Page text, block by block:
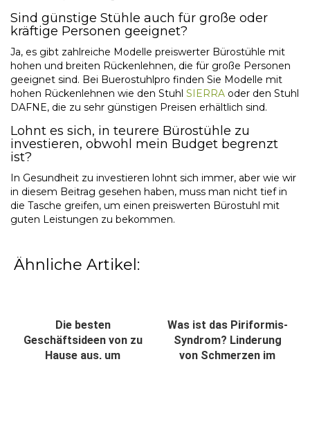
Sind günstige Stühle auch für große oder
kräftige Personen geeignet?
Ja, es gibt zahlreiche Modelle preiswerter Bürostühle mit
hohen und breiten Rückenlehnen, die für große Personen
geeignet sind. Bei Buerostuhlpro finden Sie Modelle mit
hohen Rückenlehnen wie den Stuhl SIERRA oder den Stuhl
DAFNE, die zu sehr günstigen Preisen erhältlich sind.
Lohnt es sich, in teurere Bürostühle zu
investieren, obwohl mein Budget begrenzt
ist?
In Gesundheit zu investieren lohnt sich immer, aber wie wir
in diesem Beitrag gesehen haben, muss man nicht tief in
die Tasche greifen, um einen preiswerten Bürostuhl mit
guten Leistungen zu bekommen.
Ähnliche Artikel:
Die besten
Geschäftsideen von zu
Hause aus, um
Was ist das Piriformis-
Syndrom? Linderung
von Schmerzen im